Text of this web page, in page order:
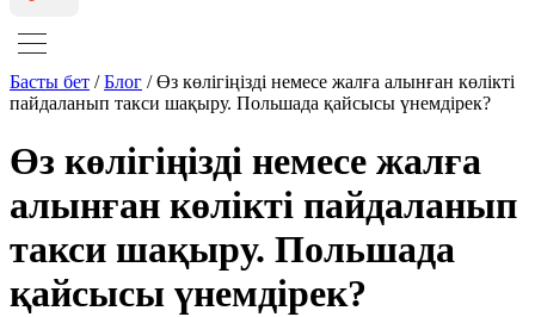
Басты бет /Блог /Өз көлігіңізді немесе жалға алынған көлікті
пайдаланып такси шақыру. Польшада қайсысы үнемдірек?
Өз көлігіңізді немесе жалға
алынған көлікті пайдаланып
такси шақыру. Польшада
қайсысы үнемдірек?